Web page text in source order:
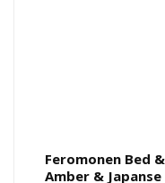
Feromonen Bed
Amber &